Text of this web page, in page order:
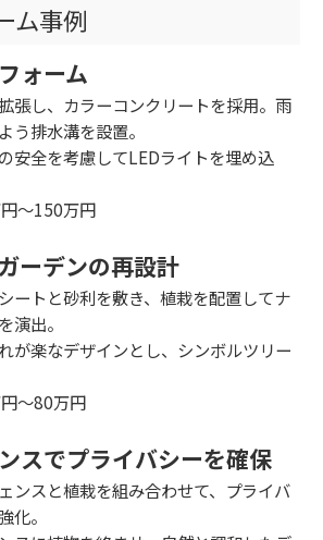
ム事例
ォーム
張し、カラーコンクリートを採用。雨
う排水溝を設置。
安全を考慮してLEDライトを埋め込
円～150万円
ーデンの再設計
ートと砂利を敷き、植栽を配置してナ
演出。
が楽なデザインとし、シンボルツリー
円～80万円
スでプライバシーを確保
ンスと植栽を組み合わせて、プライバ
化。